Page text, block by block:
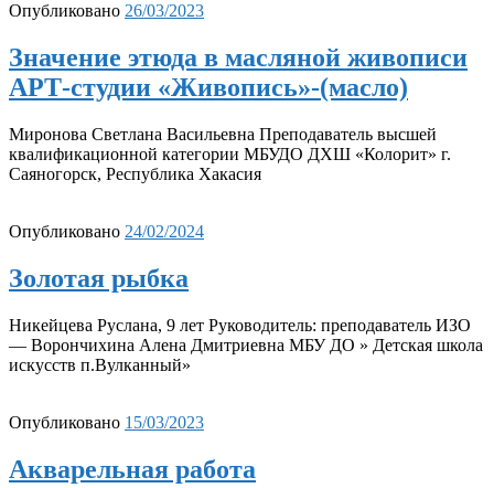
Опубликовано 26/03/2023
Значение этюда в масляной живописи
АРТ-студии «Живопись»-(масло)
Миронова Светлана Васильевна Преподаватель высшей
квалификационной категории МБУДО ДХШ «Колорит» г.
Саяногорск, Республика Хакасия
Опубликовано 24/02/2024
Золотая рыбка
Никейцева Руслана, 9 лет Руководитель: преподаватель ИЗО
— Ворончихина Алена Дмитриевна МБУ ДО » Детская школа
искусств п.Вулканный»
Опубликовано 15/03/2023
Акварельная работа